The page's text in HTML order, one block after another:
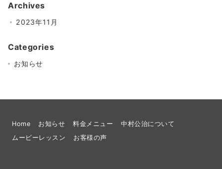
Archives
2023年11月
Categories
お知らせ
Home お知らせ 料金メニュー
中村公治について
ムービーレッスン
お客様の声